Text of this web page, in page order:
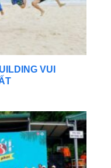
VUI